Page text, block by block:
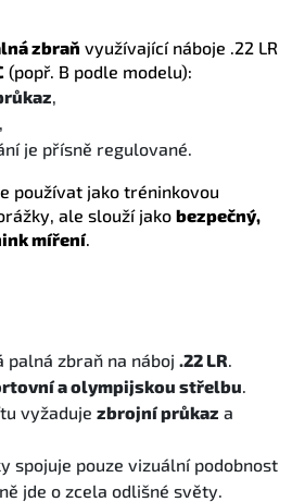
zbraň využívající náboje .22 LR
(popř. B podle modelu):
je přísně regulované.
používat jako tréninkovou
ale slouží jako bezpečný,
míření.
palná zbraň na náboj .22 LR
a olympijskou střelbu
vyžaduje zbrojní průkaz a
spojuje pouze vizuální podobnost
jde o zcela odlišné světy.